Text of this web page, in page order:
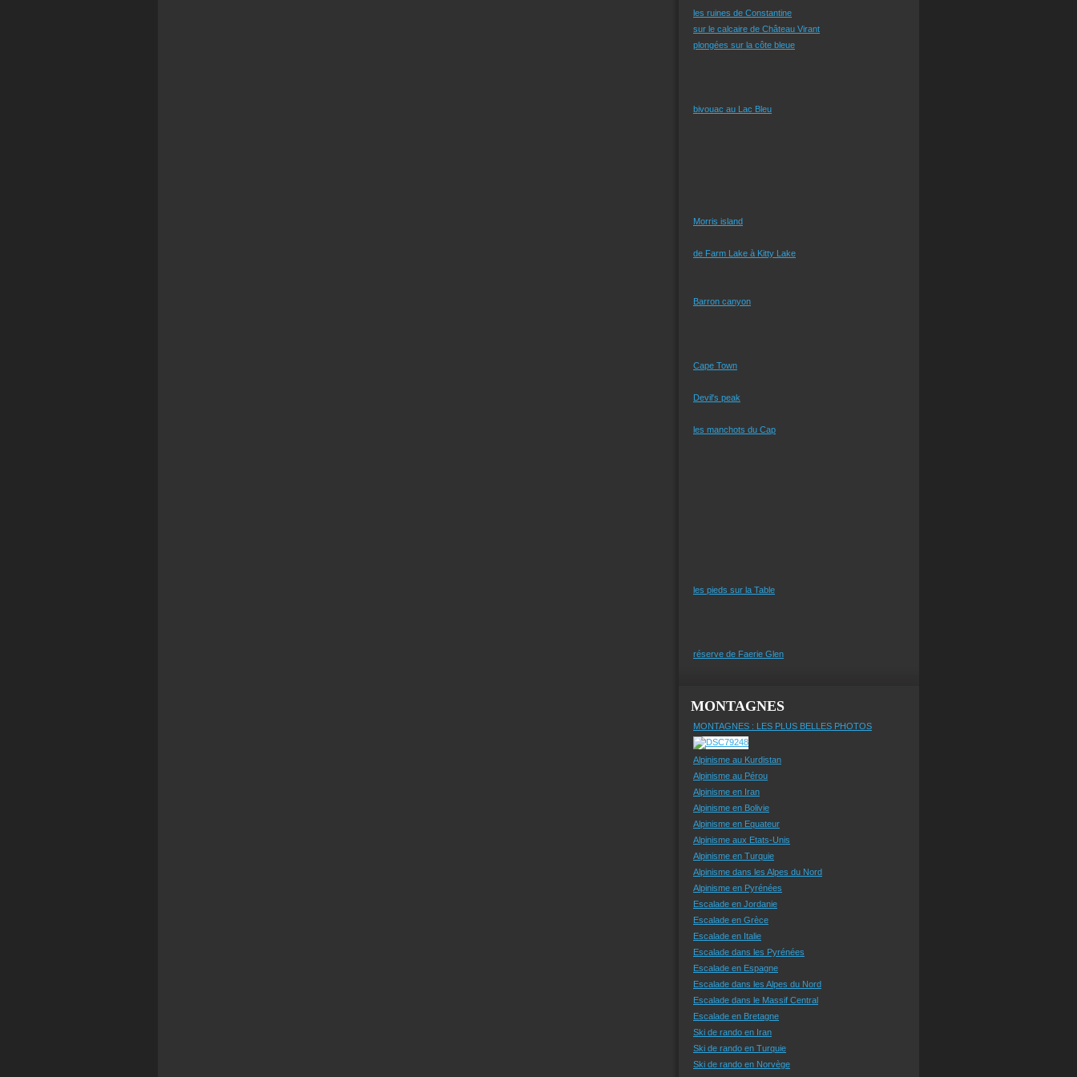
les ruines de Constantine
sur le calcaire de Château Virant
plongées sur la côte bleue
bivouac au Lac Bleu
Morris island
de Farm Lake à Kitty Lake
Barron canyon
Cape Town
Devil's peak
les manchots du Cap
les pieds sur la Table
réserve de Faerie Glen
MONTAGNES
MONTAGNES : LES PLUS BELLES PHOTOS
Alpinisme au Kurdistan
Alpinisme au Pérou
Alpinisme en Iran
Alpinisme en Bolivie
Alpinisme en Equateur
Alpinisme aux Etats-Unis
Alpinisme en Turquie
Alpinisme dans les Alpes du Nord
Alpinisme en Pyrénées
Escalade en Jordanie
Escalade en Grèce
Escalade en Italie
Escalade dans les Pyrénées
Escalade en Espagne
Escalade dans les Alpes du Nord
Escalade dans le Massif Central
Escalade en Bretagne
Ski de rando en Iran
Ski de rando en Turquie
Ski de rando en Norvège